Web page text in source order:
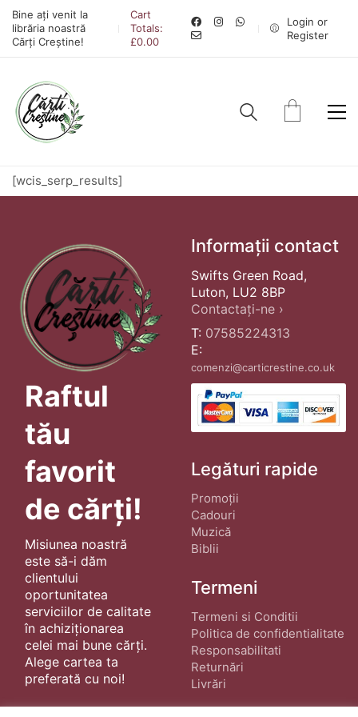
Bine ați venit la
librăria noastră
Cărți Creștine!
Cart
Totals:
£0.00
Login or
Register
[wcis_serp_results]
Raftul
tău
favorit
de cărți!
Misiunea noastră
este să-i dăm
clientului
oportunitatea
serviciilor de calitate
în achiziționarea
celei mai bune cărți.
Alege cartea ta
preferată cu noi!
Informații contact
Swifts Green Road,
Luton, LU2 8BP
Contactați-ne ›
T: 07585224313
E:
comenzi@carticrestine.co.uk
Legături rapide
Promoții
Cadouri
Muzică
Biblii
Termeni
Termeni si Conditii
Politica de confidentialitate
Responsabilitati
Returnări
Livrări